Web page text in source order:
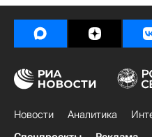
Новости Аналитика